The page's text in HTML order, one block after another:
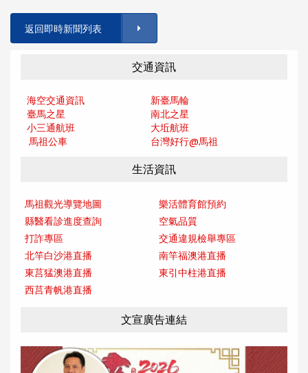
返回即時新聞列表
交通資訊
海空交通資訊
新臺馬輪
臺馬之星
南北之星
小三通航班
大坵航班
馬祖公車
台灣好行@馬祖
生活資訊
馬祖觀光導覽地圖
樂活體育館預約
縣醫看診進度查詢
空氣品質
打詐專區
交通違規檢舉專區
北竿白沙港直播
南竿福澳港直播
東莒猛澳港直播
東引中柱港直播
西莒青帆港直播
文宣廣告連結